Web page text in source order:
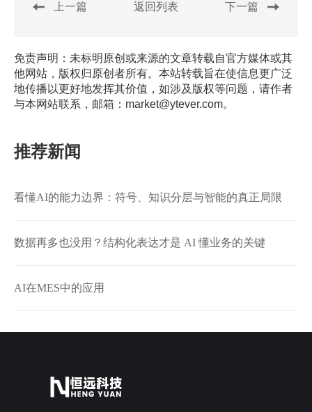
上一篇 返回列表 下一篇
免责声明：未标明原创或来源的文章转载自官方媒体或其
他网站，版权归原创者所有。本站转载旨在使信息更广泛
地传播以更好地发挥其价值，如涉及版权等问题，请作者
与本网站联系，邮箱：market@ytever.com。
推荐新闻
看懂AI的能力边界：符号、知识分层与智能的真正局限
数据再多也没用？结构化表达才是 AI 懂业务的关键
AI在MES中的应用